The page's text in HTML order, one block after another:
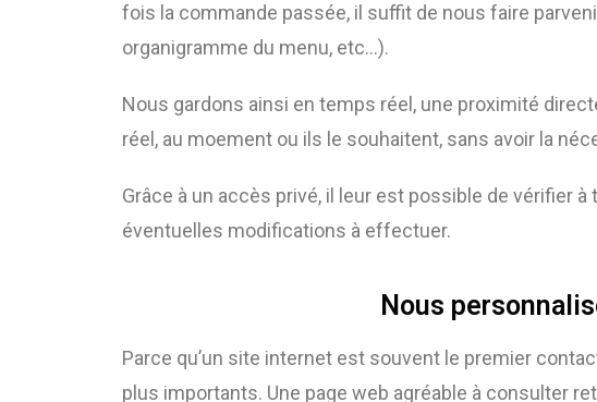
fois la commande passée, il suffit de nous faire
organigramme du menu, etc…).
Nous gardons ainsi en temps réel, une proximité
réel, au moement ou ils le souhaitent, sans avoir la
Grâce à un accès privé, il leur est possible de vérifier
éventuelles modifications à effectuer.
Nous
Parce qu’un site internet est souvent le premier
plus importants. Une page web agréable à consulter